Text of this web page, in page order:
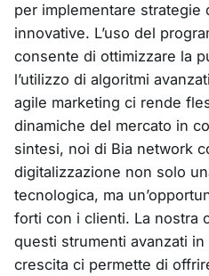
per implementare strategie
innovative. L’uso del
consente di ottimizzare la
l’utilizzo di algoritmi
agile marketing ci rende
dinamiche del mercato in
sintesi, noi di Bia network
digitalizzazione non solo
tecnologica, ma
forti con i clienti. La nostra
questi strumenti avanzati
crescita ci permette di